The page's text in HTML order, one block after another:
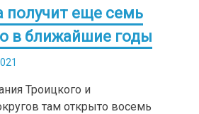
получит еще семь
в ближайшие годы
Троицкого и
там открыто восемь